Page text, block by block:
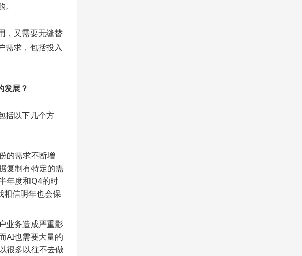
，又需要无缝替
需求，包括投入
发展？
括以下几个方
的需求不断增
复制有特定的需
年度和Q4的时
相信明年也会保
业务造成严重影
AI也需要大量的
很多以往不去做